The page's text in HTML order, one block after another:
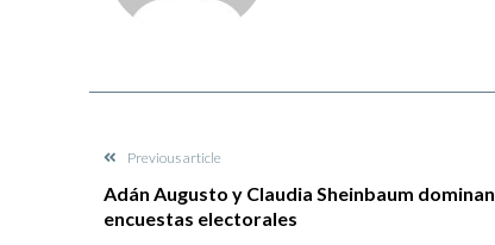
Previous article
Adán Augusto y Claudia Sheinbaum dominan
encuestas electorales